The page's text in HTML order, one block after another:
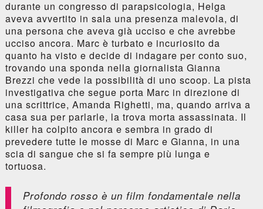
durante un congresso di parapsicologia, Helga
aveva avvertito in sala una presenza malevola, di
una persona che aveva già ucciso e che avrebbe
ucciso ancora. Marc è turbato e incuriosito da
quanto ha visto e decide di indagare per conto suo,
trovando una sponda nella giornalista Gianna
Brezzi che vede la possibilità di uno scoop. La pista
investigativa che segue porta Marc in direzione di
una scrittrice, Amanda Righetti, ma, quando arriva a
casa sua per parlarle, la trova morta assassinata. Il
killer ha colpito ancora e sembra in grado di
prevedere tutte le mosse di Marc e Gianna, in una
scia di sangue che si fa sempre più lunga e
tortuosa.
Profondo rosso è un film fondamentale nella